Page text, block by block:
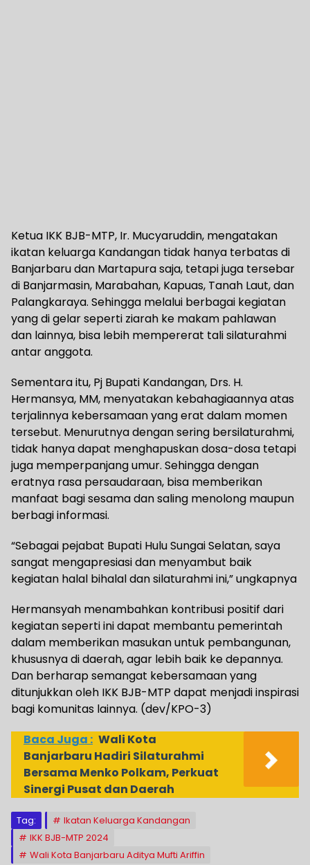
Ketua IKK BJB-MTP, Ir. Mucyaruddin, mengatakan
ikatan keluarga Kandangan tidak hanya terbatas di
Banjarbaru dan Martapura saja, tetapi juga tersebar
di Banjarmasin, Marabahan, Kapuas, Tanah Laut, dan
Palangkaraya. Sehingga melalui berbagai kegiatan
yang di gelar seperti ziarah ke makam pahlawan
dan lainnya, bisa lebih mempererat tali silaturahmi
antar anggota.
Sementara itu, Pj Bupati Kandangan, Drs. H.
Hermansya, MM, menyatakan kebahagiaannya atas
terjalinnya kebersamaan yang erat dalam momen
tersebut. Menurutnya dengan sering bersilaturahmi,
tidak hanya dapat menghapuskan dosa-dosa tetapi
juga memperpanjang umur. Sehingga dengan
eratnya rasa persaudaraan, bisa memberikan
manfaat bagi sesama dan saling menolong maupun
berbagi informasi.
“Sebagai pejabat Bupati Hulu Sungai Selatan, saya
sangat mengapresiasi dan menyambut baik
kegiatan halal bihalal dan silaturahmi ini,” ungkapnya
Hermansyah menambahkan kontribusi positif dari
kegiatan seperti ini dapat membantu pemerintah
dalam memberikan masukan untuk pembangunan,
khususnya di daerah, agar lebih baik ke depannya.
Dan berharap semangat kebersamaan yang
ditunjukkan oleh IKK BJB-MTP dapat menjadi inspirasi
bagi komunitas lainnya. (dev/KPO-3)
Baca Juga : Wali Kota
Banjarbaru Hadiri Silaturahmi
Bersama Menko Polkam, Perkuat
Sinergi Pusat dan Daerah
Tag:
Ikatan Keluarga Kandangan
IKK BJB-MTP 2024
Wali Kota Banjarbaru Aditya Mufti Ariffin